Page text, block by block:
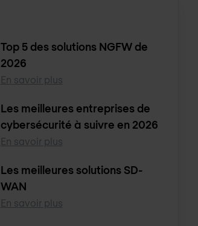
Top 5 des solutions NGFW de
2026
En savoir plus
Les meilleures entreprises de
cybersécurité à suivre en 2026
En savoir plus
Les meilleures solutions SD-
WAN
En savoir plus